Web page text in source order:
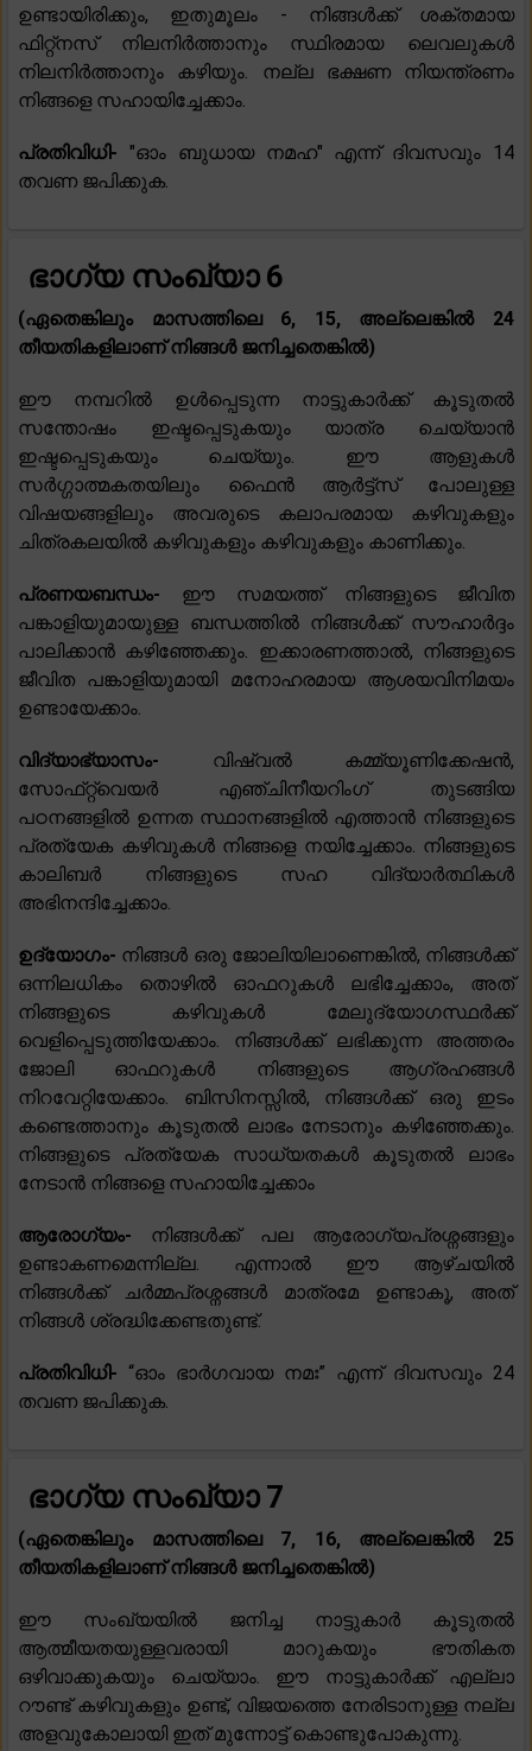
ഉണ്ടായിരിക്കും, ഇതുമൂലം - നിങ്ങൾക്ക് ശക്തമായ
ഫിറ്റ്നസ് നിലനിർത്താനും സ്ഥിരമായ ലെവലുകൾ
നിലനിർത്താനും കഴിയും. നല്ല ഭക്ഷണ നിയന്ത്രണം
നിങ്ങളെ സഹായിച്ചേക്കാം.
പ്രതിവിധി- "ഓം ബുധായ നമഹ" എന്ന് ദിവസവും 14
തവണ ജപിക്കുക.
ഭാഗ്യ സംഖ്യാ 6
(ഏതെങ്കിലും മാസത്തിലെ 6, 15, അല്ലെങ്കിൽ 24
തീയതികളിലാണ് നിങ്ങൾ ജനിച്ചതെങ്കിൽ)
ഈ നമ്പറിൽ ഉൾപ്പെടുന്ന നാട്ടുകാർക്ക് കൂടുതൽ
സന്തോഷം ഇഷ്ടപ്പെടുകയും യാത്ര ചെയ്യാൻ
ഇഷ്ടപ്പെടുകയും ചെയ്യും. ഈ ആളുകൾ
സർഗ്ഗാത്മകതയിലും ഫൈൻ ആർട്ട്സ് പോലുള്ള
വിഷയങ്ങളിലും അവരുടെ കലാപരമായ കഴിവുകളും
ചിത്രകലയിൽ കഴിവുകളും കഴിവുകളും കാണിക്കും.
പ്രണയബന്ധം- ഈ സമയത്ത് നിങ്ങളുടെ ജീവിത
പങ്കാളിയുമായുള്ള ബന്ധത്തിൽ നിങ്ങൾക്ക് സൗഹാർദ്ദം
പാലിക്കാൻ കഴിഞ്ഞേക്കും. ഇക്കാരണത്താൽ, നിങ്ങളുടെ
ജീവിത പങ്കാളിയുമായി മനോഹരമായ ആശയവിനിമയം
ഉണ്ടായേക്കാം.
വിദ്യാഭ്യാസം- വിഷ്വൽ കമ്മ്യൂണിക്കേഷൻ,
സോഫ്‌റ്റ്‌വെയർ എഞ്ചിനീയറിംഗ് തുടങ്ങിയ
പഠനങ്ങളിൽ ഉന്നത സ്ഥാനങ്ങളിൽ എത്താൻ നിങ്ങളുടെ
പ്രത്യേക കഴിവുകൾ നിങ്ങളെ നയിച്ചേക്കാം. നിങ്ങളുടെ
കാലിബർ നിങ്ങളുടെ സഹ വിദ്യാർത്ഥികൾ
അഭിനന്ദിച്ചേക്കാം.
ഉദ്യോഗം- നിങ്ങൾ ഒരു ജോലിയിലാണെങ്കിൽ, നിങ്ങൾക്ക്
ഒന്നിലധികം തൊഴിൽ ഓഫറുകൾ ലഭിച്ചേക്കാം, അത്
നിങ്ങളുടെ കഴിവുകൾ മേലുദ്യോഗസ്ഥർക്ക്
വെളിപ്പെടുത്തിയേക്കാം. നിങ്ങൾക്ക് ലഭിക്കുന്ന അത്തരം
ജോലി ഓഫറുകൾ നിങ്ങളുടെ ആഗ്രഹങ്ങൾ
നിറവേറ്റിയേക്കാം. ബിസിനസ്സിൽ, നിങ്ങൾക്ക് ഒരു ഇടം
കണ്ടെത്താനും കൂടുതൽ ലാഭം നേടാനും കഴിഞ്ഞേക്കും.
നിങ്ങളുടെ പ്രത്യേക സാധ്യതകൾ കൂടുതൽ ലാഭം
നേടാൻ നിങ്ങളെ സഹായിച്ചേക്കാം
ആരോഗ്യം- നിങ്ങൾക്ക് പല ആരോഗ്യപ്രശ്നങ്ങളും
ഉണ്ടാകണമെന്നില്ല. എന്നാൽ ഈ ആഴ്ചയിൽ
നിങ്ങൾക്ക് ചർമ്മപ്രശ്നങ്ങൾ മാത്രമേ ഉണ്ടാകൂ, അത്
നിങ്ങൾ ശ്രദ്ധിക്കേണ്ടതുണ്ട്.
പ്രതിവിധി- “ഓം ഭാർഗവായ നമഃ” എന്ന് ദിവസവും 24
തവണ ജപിക്കുക.
ഭാഗ്യ സംഖ്യാ 7
(ഏതെങ്കിലും മാസത്തിലെ 7, 16, അല്ലെങ്കിൽ 25
തീയതികളിലാണ് നിങ്ങൾ ജനിച്ചതെങ്കിൽ)
ഈ സംഖ്യയിൽ ജനിച്ച നാട്ടുകാർ കൂടുതൽ
ആത്മീയതയുള്ളവരായി മാറുകയും ഭൗതികത
ഒഴിവാക്കുകയും ചെയ്യാം. ഈ നാട്ടുകാർക്ക് എല്ലാ
റൗണ്ട് കഴിവുകളും ഉണ്ട്, വിജയത്തെ നേരിടാനുള്ള നല്ല
അളവുകോലായി ഇത് മുന്നോട്ട് കൊണ്ടുപോകുന്നു.